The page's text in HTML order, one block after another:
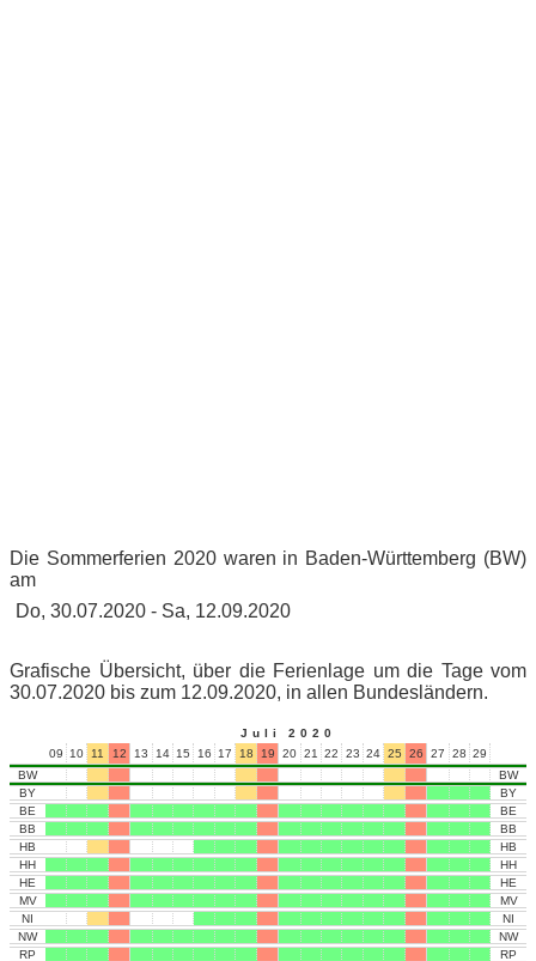
Die Sommerferien 2020 waren in Baden-Württemberg (BW)
am
Do, 30.07.2020 - Sa, 12.09.2020
Grafische Übersicht, über die Ferienlage um die Tage vom
30.07.2020 bis zum 12.09.2020, in allen Bundesländern.
Juli 2020
09
10 11 12 13 14 15 16 17 18 19 20 21 22 23 24 25 26 27 28 29
BW
BY
BE
BB
HB
HH
HE
MV
NI
NW
RP
BW
BY
BE
BB
HB
HH
HE
MV
NI
NW
RP